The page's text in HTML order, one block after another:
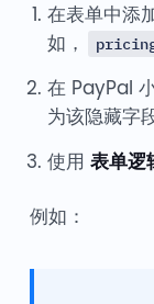
在表单中添
如，
在 PayPal
为该隐藏字段
使用 表单逻
例如：